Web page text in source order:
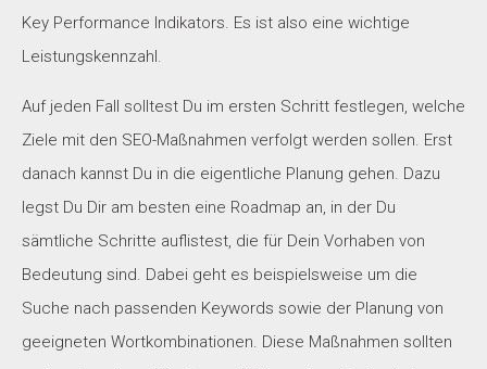
Key Performance Indikators. Es ist also eine wichtige
Leistungskennzahl.
Auf jeden Fall solltest Du im ersten Schritt festlegen, welche
Ziele mit den SEO-Maßnahmen verfolgt werden sollen. Erst
danach kannst Du in die eigentliche Planung gehen. Dazu
legst Du Dir am besten eine Roadmap an, in der Du
sämtliche Schritte auflistest, die für Dein Vorhaben von
Bedeutung sind. Dabei geht es beispielsweise um die
Suche nach passenden Keywords sowie der Planung von
geeigneten Wortkombinationen. Diese Maßnahmen sollten